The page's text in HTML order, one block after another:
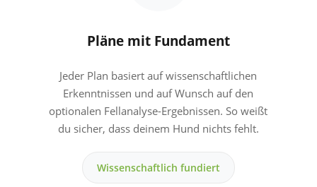
Pläne mit Fundament
Jeder Plan basiert auf wissenschaftlichen
Erkenntnissen und auf Wunsch auf den
optionalen Fellanalyse-Ergebnissen. So weißt
du sicher, dass deinem Hund nichts fehlt.
Wissenschaftlich fundiert